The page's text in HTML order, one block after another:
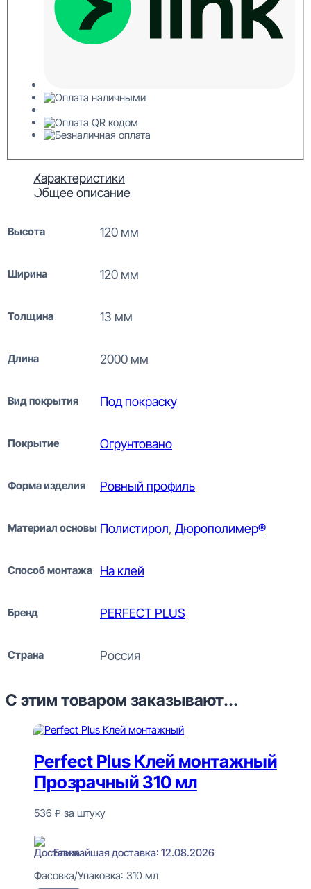
Характеристики
Общее описание
Высота 120 мм
Ширина 120 мм
Толщина 13 мм
Длина 2000 мм
Вид покрытия Под покраску
Покрытие Огрунтовано
Форма изделия Ровный профиль
Материал основы Полистирол, Дюрополимер®
Способ монтажа На клей
Бренд PERFECT PLUS
Страна Россия
С этим товаром заказывают...
Perfect Plus Клей монтажный
Прозрачный 310 мл
536 ₽ за штуку
Ближайшая доставка: 12.08.2026
Фасовка/Упаковка: 310 мл